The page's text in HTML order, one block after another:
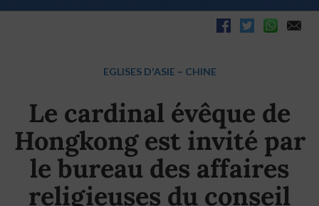
EGLISES D'ASIE – CHINE
Le cardinal évêque de
Hongkong est invité par
le bureau des affaires
religieuses du conseil